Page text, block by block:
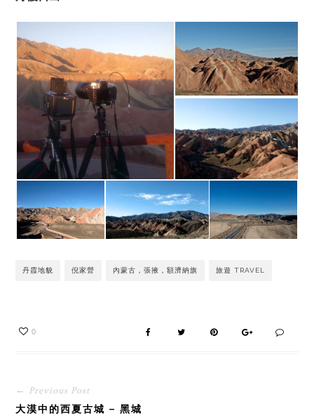
丹霞地貌 倪家營 內蒙古，張掖，額濟納旗 旅遊 TRAVEL
0
← Previous Post
大漠中的西夏古城 – 黑城